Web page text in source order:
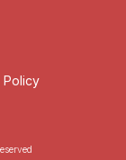
Policy